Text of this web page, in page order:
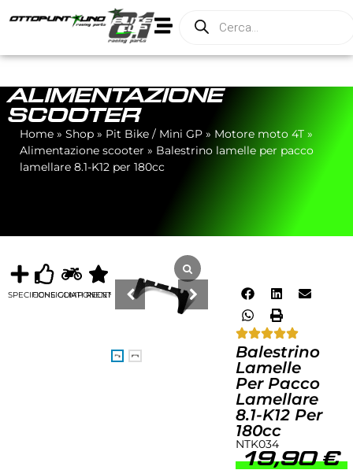
ALIMENTAZIONE
SCOOTER
Home » Shop » Pit Bike / Mini GP » Motore moto 4T »
Alimentazione scooter » Balestrino lamelle per pacco
lamellare 8.1-K12 per 180cc
SPECIFICHECONSIGLIATICOMPONENTIRECENSIONI
Balestrino
Lamelle
Per Pacco
Lamellare
8.1-K12 Per
180cc
NTK034
19,90€